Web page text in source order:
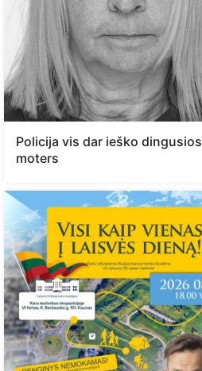
Policija vis dar ieško dingusios
moters